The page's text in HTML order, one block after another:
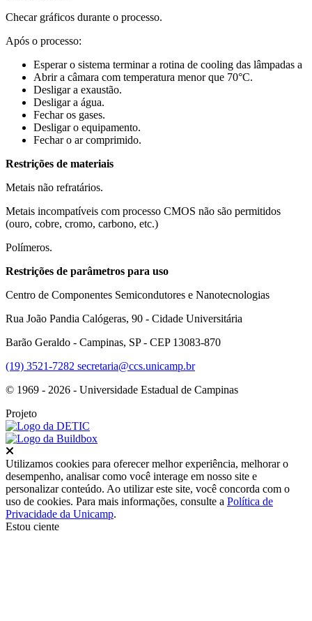
Checar gráficos durante o processo.
Após o processo:
Esperar o sistema terminar a rotina de cooling das lâmpadas a
Abrir a câmara com temperatura menor que 70°C.
Desligar a exaustão.
Desligar a água.
Fechar os gases.
Desligar o equipamento.
Fechar o ar comprimido.
Restrições de materiais
Metais não refratários.
Metais incompatíveis com processo CMOS não são permitidos
(ouro, cobre, cromo, carbono, etc.)
Polímeros.
Restrições de parâmetros para uso
Centro de Componentes Semicondutores e Nanotecnologias
Rua João Pandia Calógeras, 90 - Cidade Universitária
Barão Geraldo - Campinas, SP - CEP 13083-870
(19) 3521-7282 secretaria@ccs.unicamp.br
© 1969 - 2026 - Universidade Estadual de Campinas
Projeto
Utilizamos cookies para oferecer melhor experiência, melhorar o
desempenho, analisar como você interage em nosso site e
personalizar conteúdo. Ao utilizar este site, você concorda com o
uso de cookies. Para mais informações, consulte a Política de
Privacidade da Unicamp.
Estou ciente